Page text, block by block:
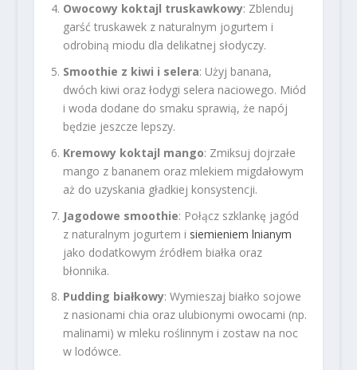
Owocowy koktajl truskawkowy: Zblenduj
garść truskawek z naturalnym jogurtem i
odrobiną miodu dla delikatnej słodyczy.
Smoothie z kiwi i selera: Użyj banana,
dwóch kiwi oraz łodygi selera naciowego. Miód
i woda dodane do smaku sprawią, że napój
będzie jeszcze lepszy.
Kremowy koktajl mango: Zmiksuj dojrzałe
mango z bananem oraz mlekiem migdałowym
aż do uzyskania gładkiej konsystencji.
Jagodowe smoothie: Połącz szklankę jagód
z naturalnym jogurtem i siemieniem lnianym
jako dodatkowym źródłem białka oraz
błonnika.
Pudding białkowy: Wymieszaj białko sojowe
z nasionami chia oraz ulubionymi owocami (np.
malinami) w mleku roślinnym i zostaw na noc
w lodówce.